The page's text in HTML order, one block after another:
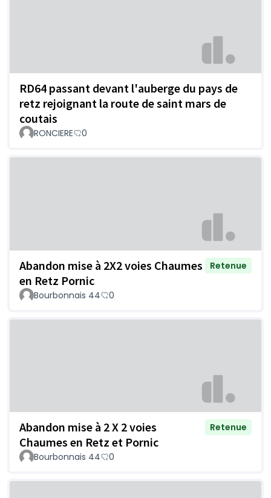
RD64 passant devant l'auberge du pays de
retz rejoignant la route de saint mars de
coutais
RONCIERE 0
Abandon mise à 2X2 voies Chaumes
en Retz Pornic
Retenue
Bourbonnais 44 0
Abandon mise à 2 X 2 voies
Chaumes en Retz et Pornic
Retenue
Bourbonnais 44 0